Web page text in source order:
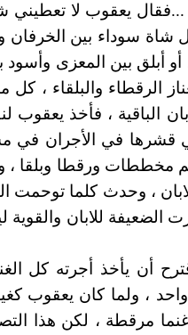
في سفر التكوين من الأصحاح 30
شاة سوداء بين
أبلق بين المعزى
الرقطاء والبلقاء ،
الباقية ، فأخذ
قشرها في الأجران في
مخططات ورقطا وبلقا
، وحدث كلما توحمت
للابان
أن يأخذ أجرته كل
، ولما كان يعقوب
مرقطة ، لكن هذا